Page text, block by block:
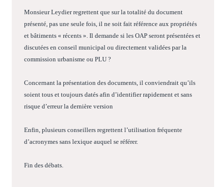
Monsieur Leydier regrettent que sur la totalité du document
présenté, pas une seule fois, il ne soit fait référence aux propriétés
et bâtiments « récents ». Il demande si les OAP seront présentées et
discutées en conseil municipal ou directement validées par la
commission urbanisme ou PLU ?
Concernant la présentation des documents, il conviendrait qu’ils
soient tous et toujours datés afin d’identifier rapidement et sans
risque d’erreur la dernière version
Enfin, plusieurs conseillers regrettent l’utilisation fréquente
d’acronymes sans lexique auquel se référer.
Fin des débats.